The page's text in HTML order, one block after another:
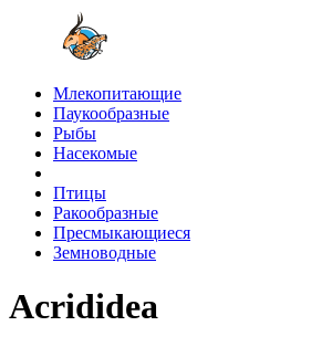
Млекопитающие
Паукообразные
Рыбы
Насекомые
Птицы
Ракообразные
Пресмыкающиеся
Земноводные
Acrididea